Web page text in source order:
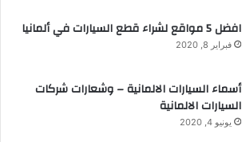
افضل 5 مواقع لشراء قطع السيارات في ألمانيا
فبراير 8, 2020
أسماء السيارات الالمانية – وشعارات شركات
السيارات الالمانية
يونيو 4, 2020